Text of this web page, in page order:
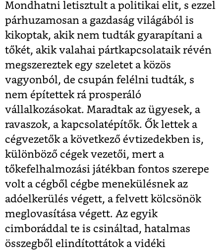
Mondhatni letisztult a politikai elit, s ezzel
párhuzamosan a gazdaság világából is
kikoptak, akik nem tudták gyarapítani a
tőkét, akik valahai pártkapcsolataik révén
megszereztek egy szeletet a közös
vagyonból, de csupán felélni tudták, s
nem építettek rá prosperáló
vállalkozásokat. Maradtak az ügyesek, a
ravaszok, a kapcsolatépítők. Ők lettek a
cégvezetők a következő évtizedekben is,
különböző cégek vezetői, mert a
tőkefelhalmozási játékban fontos szerepe
volt a cégből cégbe menekülésnek az
adóelkerülés végett, a felvett kölcsönök
meglovasítása végett. Az egyik
cimboráddal te is csináltad, hatalmas
összegből elindítottátok a vidéki